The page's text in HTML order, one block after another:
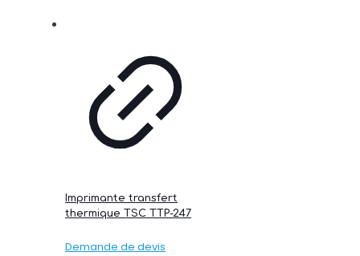
Imprimante transfert
thermique TSC TTP-247
Demande de devis